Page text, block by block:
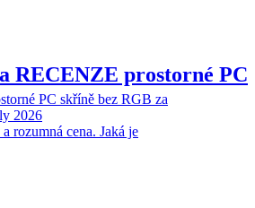
RECENZE prostorné PC
PC skříně bez RGB za
2026
rozumná cena. Jaká je